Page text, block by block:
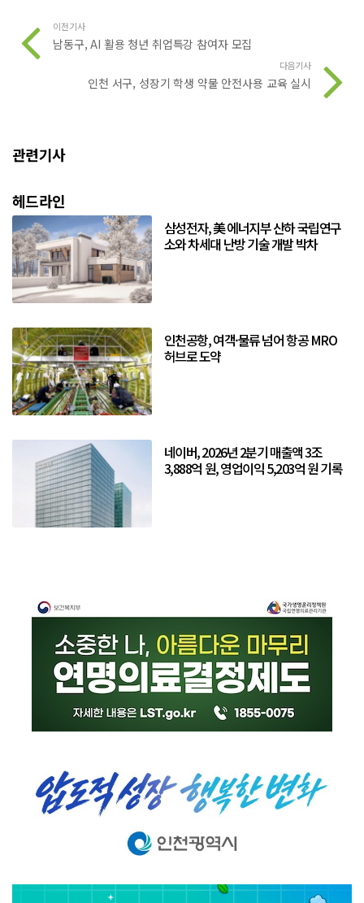
이전기사
남동구, AI 활용 청년 취업특강 참여자 모집
다음기사
인천 서구, 성장기 학생 약물 안전사용 교육 실시
관련기사
헤드라인
삼성전자, 美 에너지부 산하 국립연구
소와 차세대 난방 기술 개발 박차
인천공항, 여객·물류 넘어 항공 MRO
허브로 도약
네이버, 2026년 2분기 매출액 3조
3,888억 원, 영업이익 5,203억 원 기록